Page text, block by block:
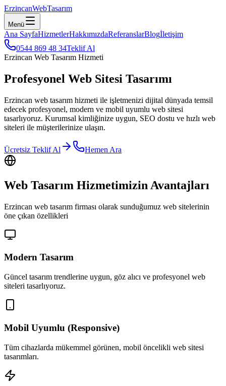
ErzincanWebTasarım
Menü
Ana SayfaHizmetlerHakkımızdaReferanslarBlogİletişim
0544 869 48 34Teklif Al
Erzincan Web Tasarım Hizmeti
Profesyonel Web Sitesi Tasarımı
Erzincan web tasarım hizmeti ile işletmenizi dijital dünyada temsil
edecek profesyonel, modern ve mobil uyumlu web sitesi
tasarlıyoruz. Kurumsal kimliğinize uygun, SEO dostu ve hızlı web
siteleri ile müşterilerinize ulaşın.
Ücretsiz Teklif Al Hemen Ara
Web Tasarım Hizmetimizin Avantajları
Erzincan web tasarım firması olarak sunduğumuz web sitelerinin
öne çıkan özellikleri
Modern Tasarım
Güncel tasarım trendlerine uygun, göz alıcı ve profesyonel web
siteleri tasarlıyoruz.
Mobil Uyumlu (Responsive)
Tüm cihazlarda mükemmel görünen, mobil öncelikli web sitesi
tasarımları.